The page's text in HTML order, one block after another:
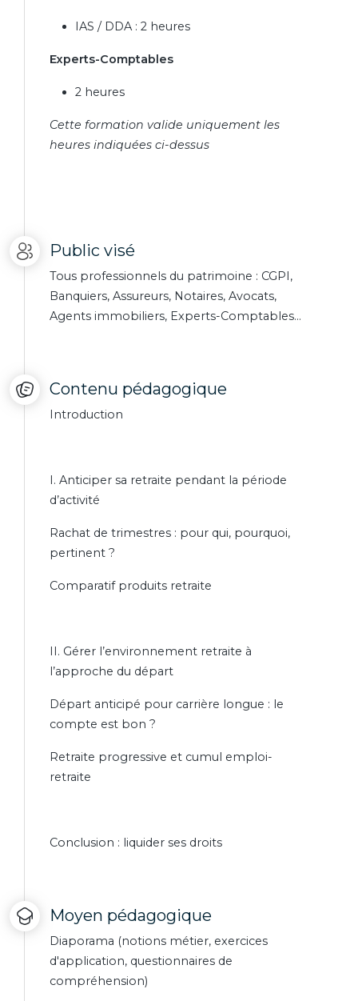
IAS / DDA : 2 heures
Experts-Comptables
2 heures
Cette formation valide uniquement les
heures indiquées ci-dessus
Public visé
Tous professionnels du patrimoine : CGPI,
Banquiers, Assureurs, Notaires, Avocats,
Agents immobiliers, Experts-Comptables…
Contenu pédagogique
Introduction
I. Anticiper sa retraite pendant la période
d’activité
Rachat de trimestres : pour qui, pourquoi,
pertinent ?
Comparatif produits retraite
II. Gérer l’environnement retraite à
l’approche du départ
Départ anticipé pour carrière longue : le
compte est bon ?
Retraite progressive et cumul emploi-
retraite
Conclusion : liquider ses droits
Moyen pédagogique
Diaporama (notions métier, exercices
d'application, questionnaires de
compréhension)